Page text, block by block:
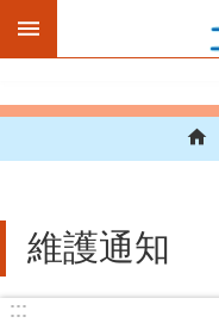
跳到主要內容區塊
維護通知
:::
:::